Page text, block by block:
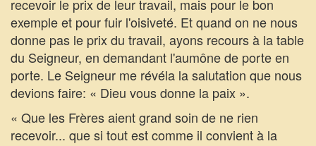
recevoir le prix de leur travail, mais pour le bon
exemple et pour fuir l'oisiveté. Et quand on ne nous
donne pas le prix du travail, ayons recours à la table
du Seigneur, en demandant l'aumône de porte en
porte. Le Seigneur me révéla la salutation que nous
devions faire: « Dieu vous donne la paix ».
« Que les Frères aient grand soin de ne rien
recevoir... que si tout est comme il convient à la